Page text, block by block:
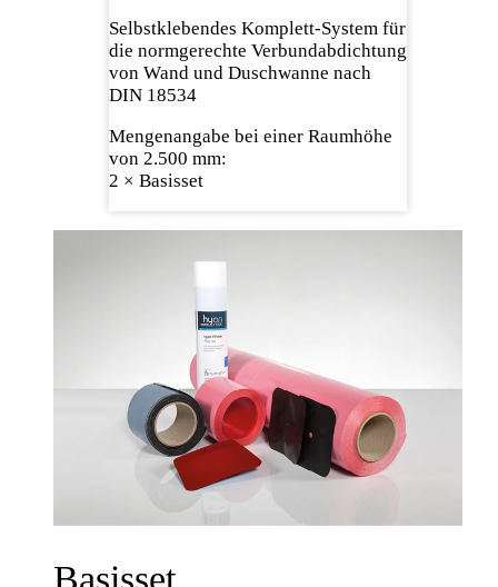
Selbstklebendes Komplett-System für
die normgerechte Verbundabdichtung
von Wand und Duschwanne nach
DIN 18534
Mengenangabe bei einer Raumhöhe
von 2.500 mm:
2 × Basisset